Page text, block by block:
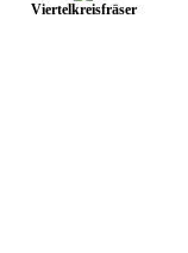
Viertelkreisfräser